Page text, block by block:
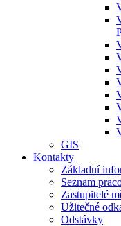
GIS
Kontakty
Základní
Seznam
Zastupitelé
Užitečné
Odstávky